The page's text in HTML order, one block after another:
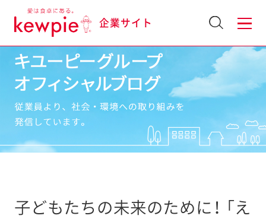
企業サイト
子どもたちの未来のために！ 「え